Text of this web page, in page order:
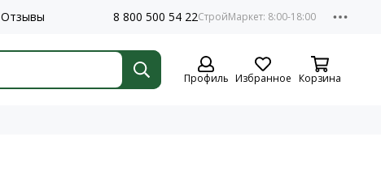
Отзывы 8 800 500 54 22
Профиль Избранное Корзина